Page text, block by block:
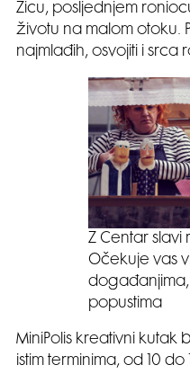
Žicu, posljednjem
životu na malom otoku.
najmlađih, osvojiti i srca
Z Centar slavi
Očekuje vas
događanjima,
popustima
MiniPolis kreativni
istim terminima, od 10